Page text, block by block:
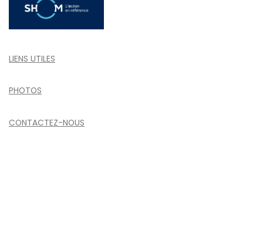
LIENS UTILES
PHOTOS
CONTACTEZ-NOUS